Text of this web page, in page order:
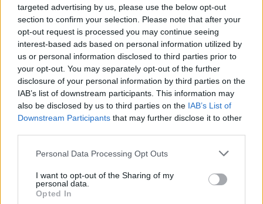
targeted advertising by us, please use the below opt-out
section to confirm your selection. Please note that after your
opt-out request is processed you may continue seeing
interest-based ads based on personal information utilized by
us or personal information disclosed to third parties prior to
your opt-out. You may separately opt-out of the further
disclosure of your personal information by third parties on the
IAB’s list of downstream participants. This information may
also be disclosed by us to third parties on the IAB’s List of
Downstream Participants that may further disclose it to other
Personal Data Processing Opt Outs
I want to opt-out of the Sharing of my
personal data.
Opted In